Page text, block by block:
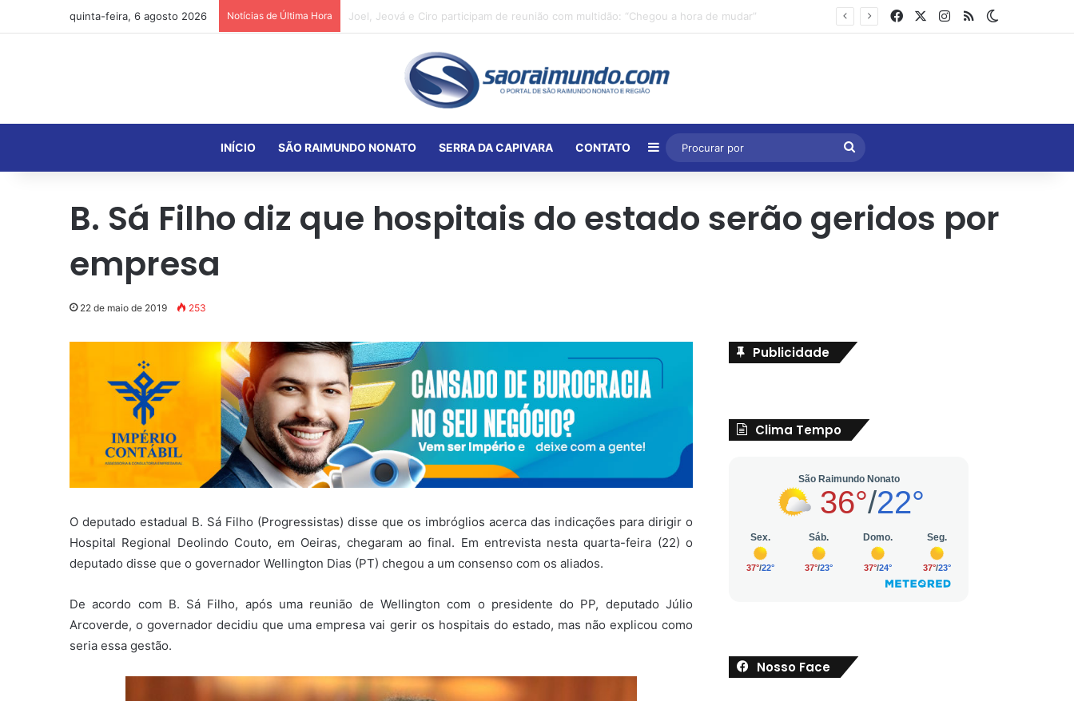
quinta-feira, 6 agosto 2026 Notícias de Última Hora FacebookInstagram
RSS
INÍCIO SÃO RAIMUNDO NONATO SERRA DA CAPIVARA CONTATO Barra Lateral
Procurar
por
B. Sá Filho diz que hospitais do estado serão geridos por
empresa
22 de maio de 2019 253
O deputado estadual B. Sá Filho (Progressistas) disse que os imbróglios acerca das indicações para dirigir o
Hospital Regional Deolindo Couto, em Oeiras, chegaram ao final. Em entrevista nesta quarta-feira (22) o
deputado disse que o governador Wellington Dias (PT) chegou a um consenso com os aliados.
De acordo com B. Sá Filho, após uma reunião de Wellington com o presidente do PP, deputado Júlio
Arcoverde, o governador decidiu que uma empresa vai gerir os hospitais do estado, mas não explicou como
seria essa gestão.
Publicidade
Clima Tempo
Nosso Face